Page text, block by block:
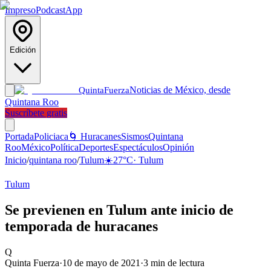
ImpresoPodcastApp
Edición
QuintaFuerzaNoticias de México, desde
Quintana Roo
Suscríbete gratis
PortadaPoliciaca 🌀 HuracanesSismosQuintana
RooMéxicoPolíticaDeportesEspectáculosOpinión
Inicio/quintana roo/Tulum☀️27°C· Tulum
Tulum
Se previenen en Tulum ante inicio de
temporada de huracanes
Q
Quinta Fuerza·10 de mayo de 2021 ·3 min de lectura